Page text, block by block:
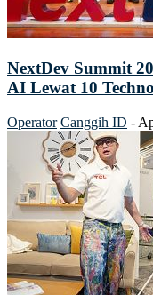
NextDev Summit
AI Lewat 10
Operator Canggih ID -